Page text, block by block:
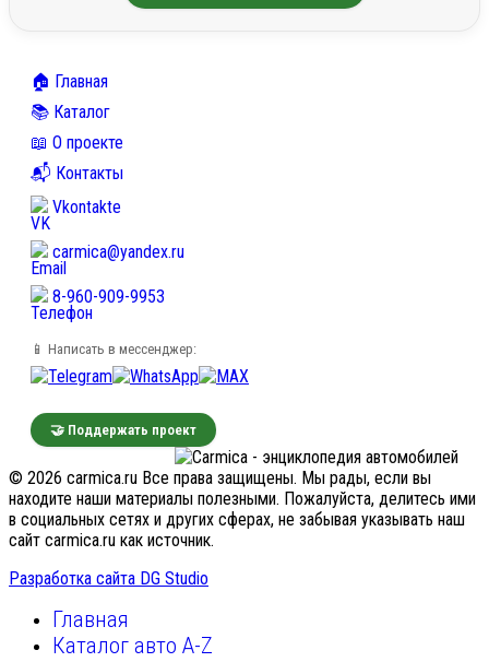
🏠 Главная
📚 Каталог
📖 О проекте
📬 Контакты
Vkontakte
carmica@yandex.ru
8-960-909-9953
📱 Написать в мессенджер:
🤝 Поддержать проект
© 2026 carmica.ru Все права защищены. Мы рады, если вы
находите наши материалы полезными. Пожалуйста, делитесь ими
в социальных сетях и других сферах, не забывая указывать наш
сайт carmica.ru как источник.
Разработка сайта DG Studio
Главная
Каталог авто A-Z